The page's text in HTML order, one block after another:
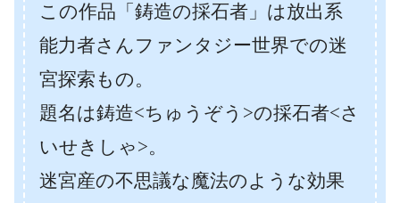
この作品「鋳造の採石者」は放出系
能力者さんファンタジー世界での迷
宮探索もの。
題名は鋳造<ちゅうぞう>の採石者<さ
いせきしゃ>。
迷宮産の不思議な魔法のような効果